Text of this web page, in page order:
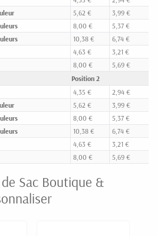
5,62 € 3,99 €
8,00 € 5,37 €
10,38 € 6,74 €
4,63 € 3,21 €
8,00 € 5,69 €
Position 2
4,35 € 2,94 €
5,62 € 3,99 €
8,00 € 5,37 €
10,38 € 6,74 €
4,63 € 3,21 €
8,00 € 5,69 €
Sac Boutique &